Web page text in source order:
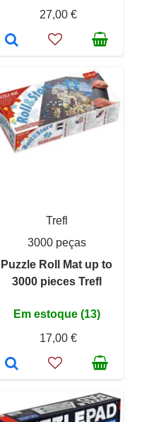
27,00 €
Trefl
3000 peças
Puzzle Roll Mat up to
3000 pieces Trefl
Em estoque (13)
17,00 €